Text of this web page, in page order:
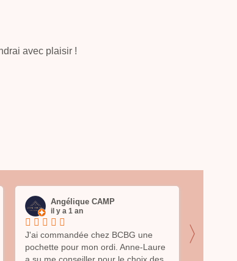
avec plaisir !
Angélique CAMP
il y a 1 an
J'ai commandée chez BCBG une
pochette pour mon ordi. Anne-Laure
〉